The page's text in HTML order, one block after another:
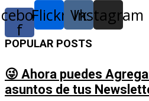
f
Flickr Vk
Instagram
POPULAR POSTS
😜 Ahora puedes
asuntos de tus